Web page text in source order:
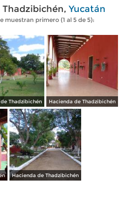
Yucatán
muestran primero (1 al 5 de 5):
Thadzibichén Hacienda de Thadzibichén
Hacienda de Thadzibichén